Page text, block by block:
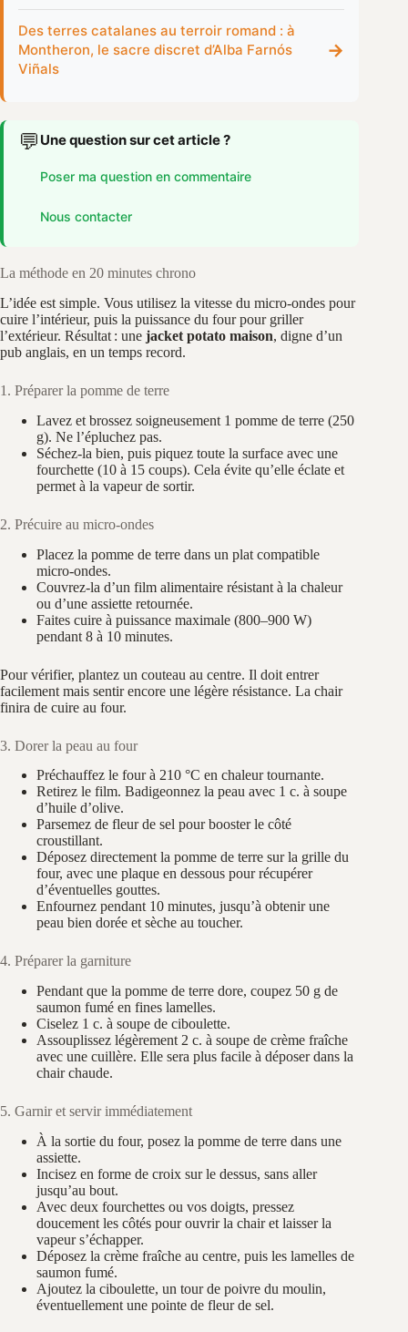
Des terres catalanes au terroir romand : à
Montheron, le sacre discret d’Alba Farnós
Viñals
→
💬 Une question sur cet article ?
Poser ma question en commentaire
Nous contacter
La méthode en 20 minutes chrono
L’idée est simple. Vous utilisez la vitesse du micro-ondes pour
cuire l’intérieur, puis la puissance du four pour griller
l’extérieur. Résultat : une jacket potato maison, digne d’un
pub anglais, en un temps record.
1. Préparer la pomme de terre
Lavez et brossez soigneusement 1 pomme de terre (250
g). Ne l’épluchez pas.
Séchez-la bien, puis piquez toute la surface avec une
fourchette (10 à 15 coups). Cela évite qu’elle éclate et
permet à la vapeur de sortir.
2. Précuire au micro-ondes
Placez la pomme de terre dans un plat compatible
micro-ondes.
Couvrez-la d’un film alimentaire résistant à la chaleur
ou d’une assiette retournée.
Faites cuire à puissance maximale (800–900 W)
pendant 8 à 10 minutes.
Pour vérifier, plantez un couteau au centre. Il doit entrer
facilement mais sentir encore une légère résistance. La chair
finira de cuire au four.
3. Dorer la peau au four
Préchauffez le four à 210 °C en chaleur tournante.
Retirez le film. Badigeonnez la peau avec 1 c. à soupe
d’huile d’olive.
Parsemez de fleur de sel pour booster le côté
croustillant.
Déposez directement la pomme de terre sur la grille du
four, avec une plaque en dessous pour récupérer
d’éventuelles gouttes.
Enfournez pendant 10 minutes, jusqu’à obtenir une
peau bien dorée et sèche au toucher.
4. Préparer la garniture
Pendant que la pomme de terre dore, coupez 50 g de
saumon fumé en fines lamelles.
Ciselez 1 c. à soupe de ciboulette.
Assouplissez légèrement 2 c. à soupe de crème fraîche
avec une cuillère. Elle sera plus facile à déposer dans la
chair chaude.
5. Garnir et servir immédiatement
À la sortie du four, posez la pomme de terre dans une
assiette.
Incisez en forme de croix sur le dessus, sans aller
jusqu’au bout.
Avec deux fourchettes ou vos doigts, pressez
doucement les côtés pour ouvrir la chair et laisser la
vapeur s’échapper.
Déposez la crème fraîche au centre, puis les lamelles de
saumon fumé.
Ajoutez la ciboulette, un tour de poivre du moulin,
éventuellement une pointe de fleur de sel.